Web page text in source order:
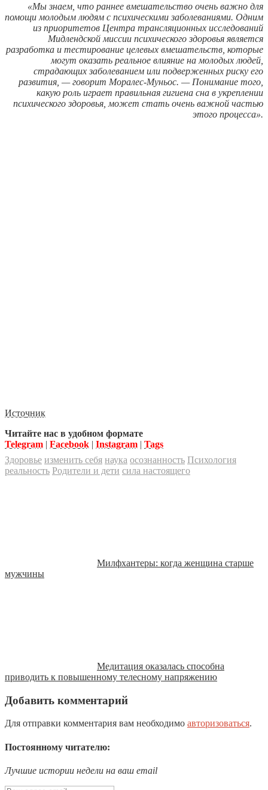
«Мы знаем, что раннее вмешательство очень важно для
помощи молодым людям с психическими заболеваниями. Одним
из приоритетов Центра трансляционных исследований
Мидлендской миссии психического здоровья является
разработка и тестирование целевых вмешательств, которые
могут оказать реальное влияние на молодых людей,
страдающих заболеванием или подверженных риску его
развития, — говорит Моралес-Муньос. — Понимание того,
какую роль играет правильная гигиена сна в укреплении
психического здоровья, может стать очень важной частью
этого процесса».
Источник
Читайте нас в удобном формате
Telegram | Facebook | Instagram | Tags
Здоровье изменить себя наука осознанность Психология
реальность Родители и дети сила настоящего
Милфхантеры: когда женщина старше
мужчины
Медитация оказалась способна
приводить к повышенному телесному напряжению
Добавить комментарий
Для отправки комментария вам необходимо авторизоваться.
Постоянному читателю:
Лучшие истории недели на ваш email